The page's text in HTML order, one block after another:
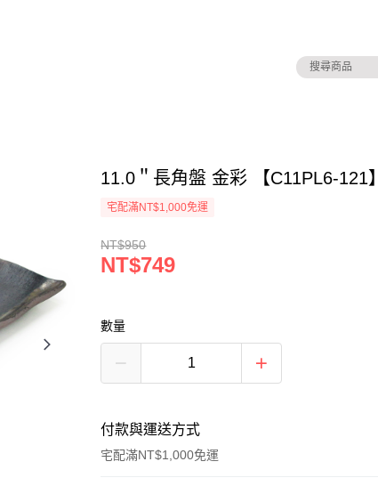
11.0＂長角盤 金彩 【C11PL6-121】
宅配滿NT$1,000免運
NT$950
NT$749
數量
付款與運送方式
宅配滿NT$1,000免運